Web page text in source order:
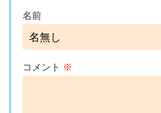
名前
コメント ※